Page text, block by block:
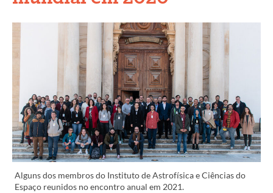
Alguns dos membros do Instituto de Astrofísica e Ciências do
Espaço reunidos no encontro anual em 2021.